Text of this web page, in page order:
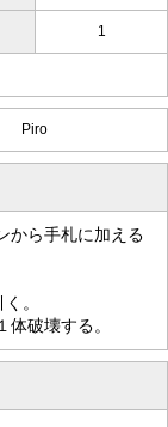
1
Piro
から手札に加える
。
破壊する。